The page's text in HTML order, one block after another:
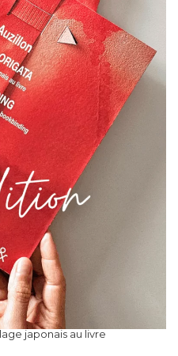
japonais au livre